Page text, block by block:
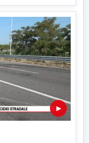
▶